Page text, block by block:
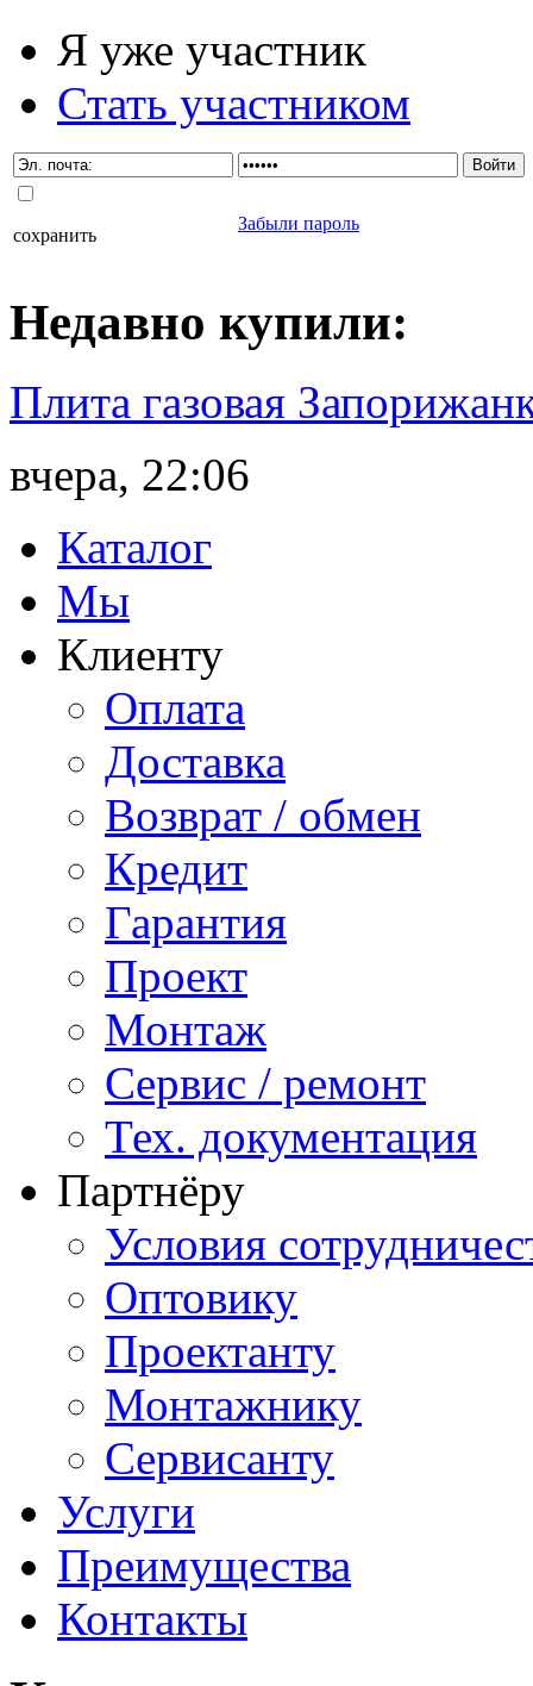
Я уже участник
Стать участником
сохранить
Забыли пароль
Недавно купили:
Плита газовая
вчера, 22:06
Каталог
Мы
Клиенту
Оплата
Доставка
Возврат / обмен
Кредит
Гарантия
Проект
Монтаж
Сервис / ремонт
Тех. документация
Партнёру
Условия
Оптовику
Проектанту
Монтажнику
Сервисанту
Услуги
Преимущества
Контакты